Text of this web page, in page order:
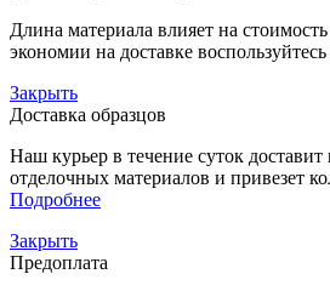
Длина материала влияет на
экономии на доставке
Закрыть
Доставка образцов
Наш курьер в течение суток
отделочных материалов и привезет
Подробнее
Закрыть
Предоплата